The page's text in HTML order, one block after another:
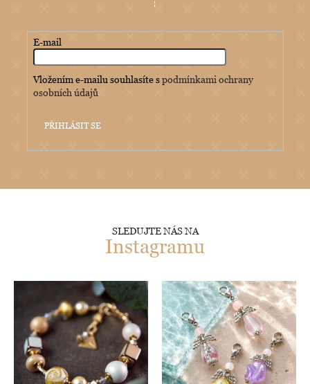
E-mail
Vložením e-mailu souhlasíte spodmínkami ochrany
osobních údajů
PŘIHLÁSIT SE
SLEDUJTE NÁS NA
Instagramu